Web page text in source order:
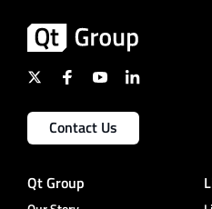
Contact Us
Qt Group